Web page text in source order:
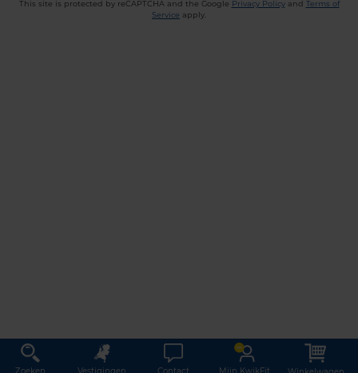
This site is protected by reCAPTCHA and the Google Privacy Policyand Terms of
Service apply.
Zoeken Vestigingen Contact Mijn KwikFit